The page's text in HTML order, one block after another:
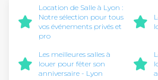
Location de Salle à Lyon :
Notre sélection pour tous
vos événements privés et
pro
Les meilleures salles à
louer pour fêter son
anniversaire - Lyon